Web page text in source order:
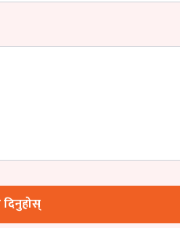
दिनुहोस्